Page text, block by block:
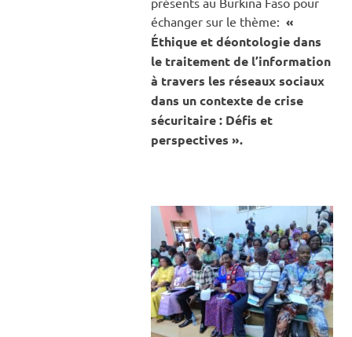
échanger sur le thème: «
Éthique et déontologie dans
le traitement de l’information
à travers les réseaux sociaux
dans un contexte de crise
sécuritaire : Défis et
perspectives ».